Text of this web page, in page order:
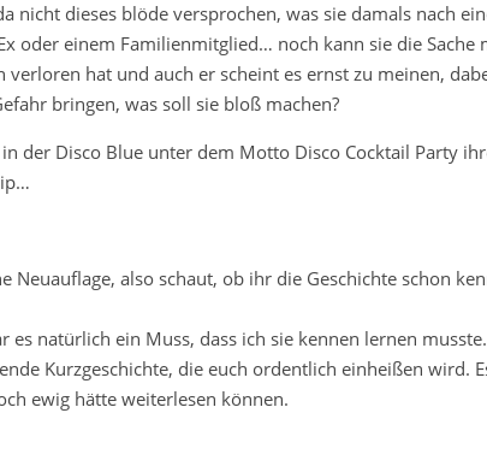
nicht dieses blöde versprochen, was sie damals nach
oder einem Familienmitglied… noch kann sie die
verloren hat und auch er scheint es ernst zu meinen,
bringen, was soll sie bloß machen?
der Disco Blue unter dem Motto Disco Cocktail Party
Neuauflage, also schaut, ob ihr die Geschichte schon
es natürlich ein Muss, dass ich sie kennen lernen musste.
Kurzgeschichte, die euch ordentlich einheißen wird.
ewig hätte weiterlesen können.